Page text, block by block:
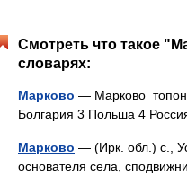
Смотреть что такое
словарях:
Марково — Марково
Болгария 3 Польша 4
Марково — (Ирк. обл.) с.,
основателя села,